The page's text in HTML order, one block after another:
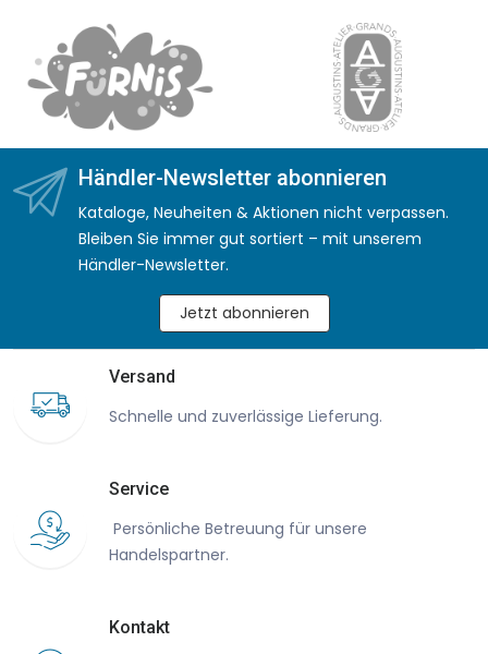
Händler-Newsletter abonnieren
Kataloge, Neuheiten & Aktionen nicht verpassen.
Bleiben Sie immer gut sortiert – mit unserem
Händler-Newsletter.
Jetzt abonnieren
Versand
Schnelle und zuverlässige Lieferung.
Service
Persönliche Betreuung für unsere
Handelspartner.
Kontakt